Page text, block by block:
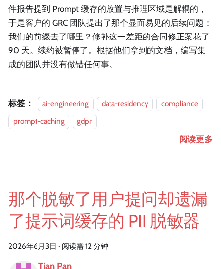
件报告提到 Prompt 缓存的放置与推理区域是解耦的，
于是客户的 GRC 团队提出了那个显而易见的后续问题：
我们的前缀去了哪里？修补这一差距的合同修正案花了
90 天。续约被暂停了。根据他们拿到的文档，编写集
成的团队并没有做错任何事。
标签： ai-engineering data-residency
compliance
prompt-caching
gdpr
阅读更多
那个脱敏了用户提问却遗漏
了提示词缓存的 PII 脱敏器
2026年6月3日 · 阅读需 12 分钟
Tian Pan